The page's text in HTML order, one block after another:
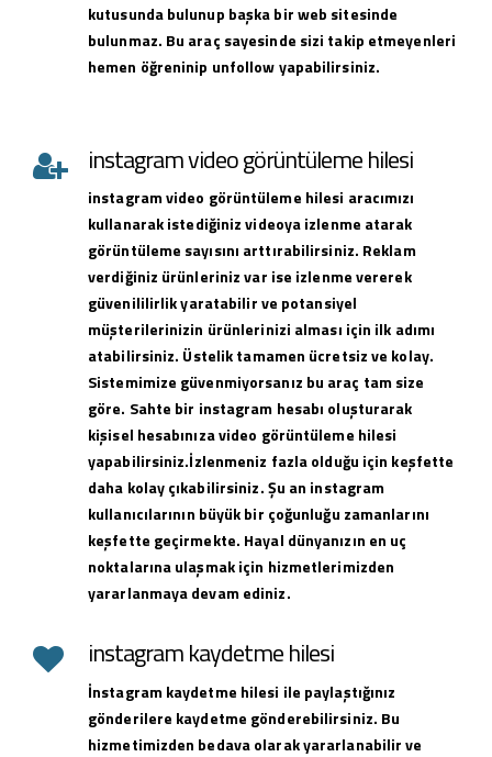
kutusunda bulunup başka bir web sitesinde
bulunmaz. Bu araç sayesinde sizi takip etmeyenleri
hemen öğreninip unfollow yapabilirsiniz.
instagram video görüntüleme hilesi
instagramvideo görüntüleme hilesi aracımızı
kullanarak istediğiniz videoya izlenme atarak
görüntüleme sayısını arttırabilirsiniz. Reklam
verdiğiniz ürünleriniz var ise izlenme vererek
güvenililirlik yaratabilir ve potansiyel
müşterilerinizin ürünlerinizi alması için ilk adımı
atabilirsiniz. Üstelik tamamen ücretsiz ve kolay.
Sistemimize güvenmiyorsanız bu araç tam size
göre. Sahte bir instagram hesabı oluşturarak
kişisel hesabınıza video görüntüleme hilesi
yapabilirsiniz.İzlenmeniz fazla olduğu için keşfette
daha kolay çıkabilirsiniz. Şu an instagram
kullanıcılarının büyük bir çoğunluğu zamanlarını
keşfette geçirmekte. Hayal dünyanızın en uç
noktalarına ulaşmak için hizmetlerimizden
yararlanmaya devam ediniz.
instagram kaydetme hilesi
İnstagram kaydetme hilesi ile paylaştığınız
gönderilere kaydetme gönderebilirsiniz. Bu
hizmetimizden bedava olarak yararlanabilir ve